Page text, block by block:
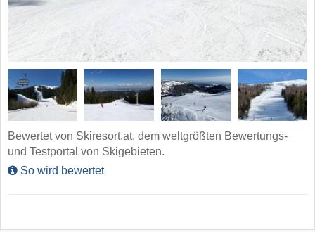
Bewertet von Skiresort.at, dem weltgrößten Bewertungs-
und Testportal von Skigebieten.
So wird bewertet